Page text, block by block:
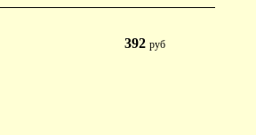
392руб